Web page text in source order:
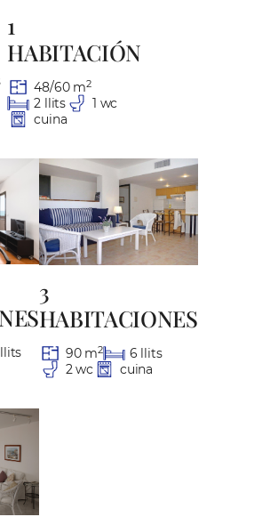
1
HABITACIÓN
48/60 m2
2 llits
1 wc
cuina
3
HABITACIONES
90 m2
6 llits
2 wc
cuina